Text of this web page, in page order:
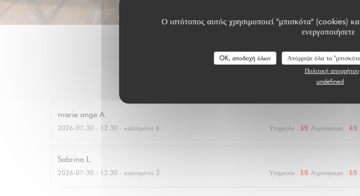
Ο ιστότοπος αυτός χρησιμοποιεί "μπισκότα" (cookies)
ενεργοποιήσετε
OK, αποδοχή όλων Απόρριψε όλα τα
Πολιτική απορρήτου
undefined
Οι βαθμολογίες πελατών μας
marie ange A
2026-07-30 - 12:30 - καλεσμένοι 6 Υπηρεσία : 3/5 Ατμόσφαιρα : 4/5
Sabrina L
2026-07-30 - 12:30 - καλεσμένοι 3 Υπηρεσία : 5/5 Ατμόσφαιρα : 5/5